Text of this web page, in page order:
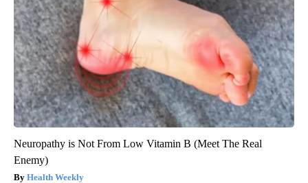
Neuropathy is Not From Low Vitamin B (Meet The Real
Enemy)
Health Weekly